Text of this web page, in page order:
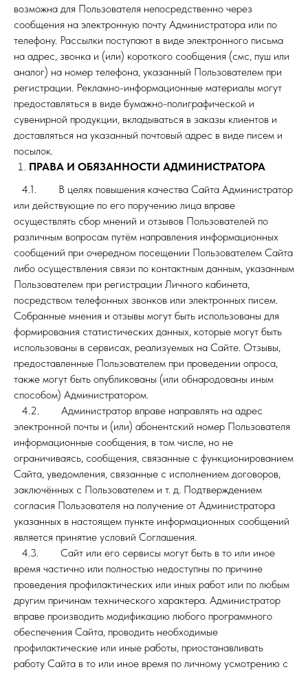
возможна для Пользователя непосредственно через
сообщения на электронную почту Администратора или по
телефону. Рассылки поступают в виде электронного письма
на адрес, звонка и (или) короткого сообщения (смс, пуш или
аналог) на номер телефона, указанный Пользователем при
регистрации. Рекламно-информационные материалы могут
предоставляться в виде бумажно-полиграфической и
сувенирной продукции, вкладываться в заказы клиентов и
доставляться на указанный почтовый адрес в виде писем и
посылок.
ПРАВА И ОБЯЗАННОСТИ АДМИНИСТРАТОРА
4.1. В целях повышения качества Сайта Администратор
или действующие по его поручению лица вправе
осуществлять сбор мнений и отзывов Пользователей по
различным вопросам путём направления информационных
сообщений при очередном посещении Пользователем Сайта
либо осуществления связи по контактным данным, указанным
Пользователем при регистрации Личного кабинета,
посредством телефонных звонков или электронных писем.
Собранные мнения и отзывы могут быть использованы для
формирования статистических данных, которые могут быть
использованы в сервисах, реализуемых на Сайте. Отзывы,
предоставленные Пользователем при проведении опроса,
также могут быть опубликованы (или обнародованы иным
способом) Администратором.
4.2. Администратор вправе направлять на адрес
электронной почты и (или) абонентский номер Пользователя
информационные сообщения, в том числе, но не
ограничиваясь, сообщения, связанные с функционированием
Сайта, уведомления, связанные с исполнением договоров,
заключённых с Пользователем и т. д. Подтверждением
согласия Пользователя на получение от Администратора
указанных в настоящем пункте информационных сообщений
является принятие условий Соглашения.
4.3. Сайт или его сервисы могут быть в то или иное
время частично или полностью недоступны по причине
проведения профилактических или иных работ или по любым
другим причинам технического характера. Администратор
вправе производить модификацию любого программного
обеспечения Сайта, проводить необходимые
профилактические или иные работы, приостанавливать
работу Сайта в то или иное время по личному усмотрению с